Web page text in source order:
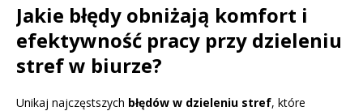
Jakie błędy obniżają komfort i
efektywność pracy przy dzieleniu
stref w biurze?
Unikaj najczęstszych błędów w dzieleniu stref, które